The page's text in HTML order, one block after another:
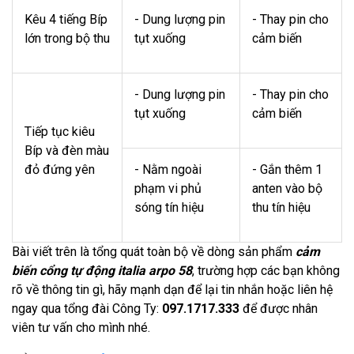
Kêu 4 tiếng Bíp
lớn trong bộ thu
- Dung lượng pin
tụt xuống
- Thay pin cho
cảm biến
Tiếp tục kiêu
Bíp và đèn màu
đỏ đứng yên
- Dung lượng pin
tụt xuống
- Thay pin cho
cảm biến
- Nằm ngoài
phạm vi phủ
sóng tín hiệu
- Gắn thêm 1
anten vào bộ
thu tín hiệu
Bài viết trên là tổng quát toàn bộ về dòng sản phẩm cảm
biến cổng tự động italia arpo 58, trường hợp các bạn không
rõ về thông tin gì, hãy mạnh dạn để lại tin nhắn hoặc liên hệ
ngay qua tổng đài Công Ty: 097.1717.333 để được nhân
viên tư vấn cho mình nhé.